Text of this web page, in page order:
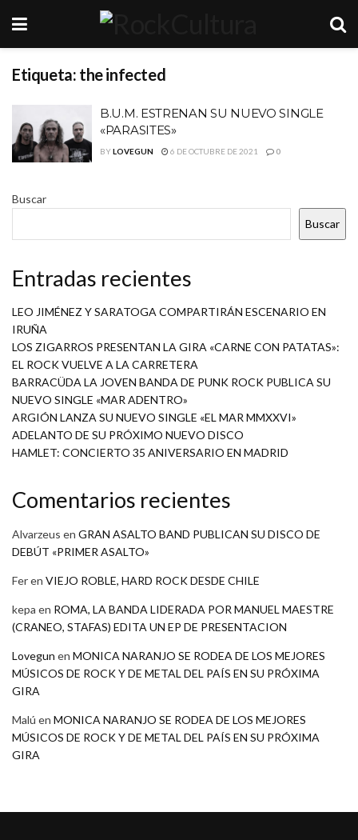
Etiqueta: the infected
B.U.M. ESTRENAN SU NUEVO SINGLE
«PARASITES»
BYLOVEGUN 6 DE OCTUBRE DE 2021 0
Buscar
Buscar
Entradas recientes
LEO JIMÉNEZ Y SARATOGA COMPARTIRÁN ESCENARIO EN
IRUÑA
LOS ZIGARROS PRESENTAN LA GIRA «CARNE CON PATATAS»:
EL ROCK VUELVE A LA CARRETERA
BARRACÜDA LA JOVEN BANDA DE PUNK ROCK PUBLICA SU
NUEVO SINGLE «MAR ADENTRO»
ARGIÓN LANZA SU NUEVO SINGLE «EL MAR MMXXVI»
ADELANTO DE SU PRÓXIMO NUEVO DISCO
HAMLET: CONCIERTO 35 ANIVERSARIO EN MADRID
Comentarios recientes
Alvarzeus en GRAN ASALTO BAND PUBLICAN SU DISCO DE
DEBÚT «PRIMER ASALTO»
Feren VIEJO ROBLE, HARD ROCK DESDE CHILE
kepa en ROMA, LA BANDA LIDERADA POR MANUEL MAESTRE
(CRANEO, STAFAS) EDITA UN EP DE PRESENTACION
Lovegun en MONICA NARANJO SE RODEA DE LOS MEJORES
MÚSICOS DE ROCK Y DE METAL DEL PAÍS EN SU PRÓXIMA
GIRA
Malú en MONICA NARANJO SE RODEA DE LOS MEJORES
MÚSICOS DE ROCK Y DE METAL DEL PAÍS EN SU PRÓXIMA
GIRA